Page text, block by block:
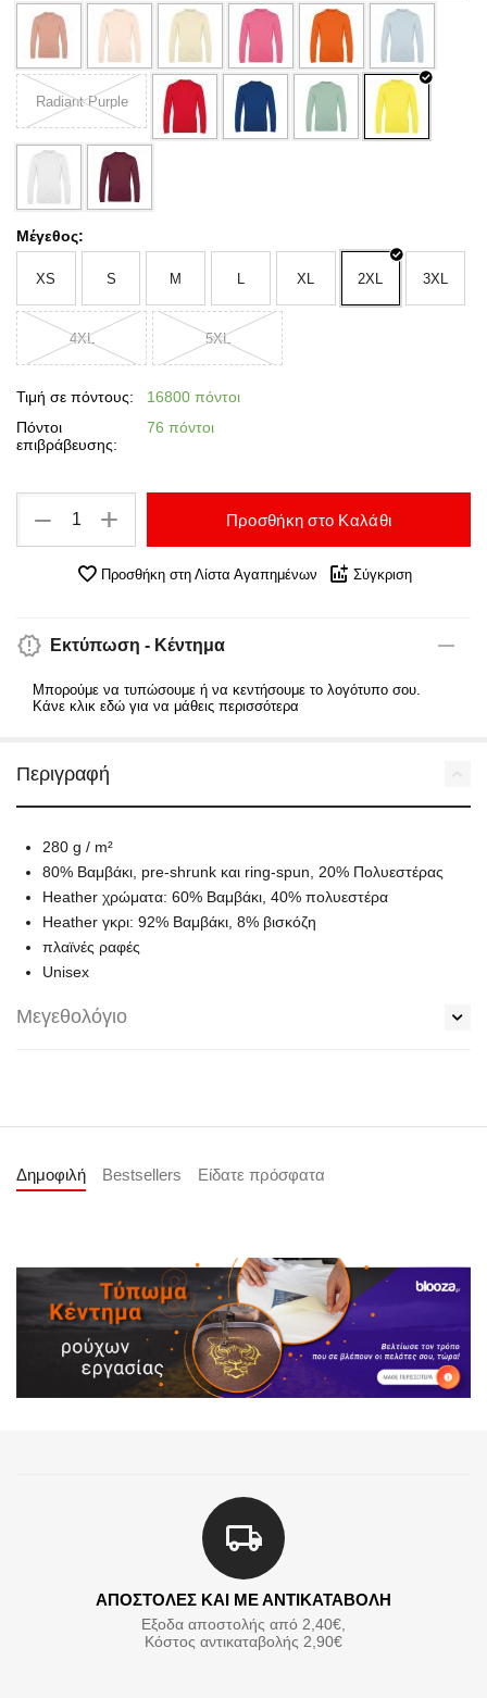
Radiant Purple
Μέγεθος:
XS S M L XL 2XL 3XL
4XL 5XL
Τιμή σε πόντους:
16800 πόντοι
Πόντοι
επιβράβευσης:
76 πόντοι
+
− Προσθήκη στο Καλάθι
Προσθήκη στη Λίστα Αγαπημένων Σύγκριση
Εκτύπωση - Κέντημα
Μπορούμε να τυπώσουμε ή να κεντήσουμε το λογότυπο σου.
Κάνε κλικ εδώ για να μάθεις περισσότερα
Περιγραφή
280 g / m²
80% Βαμβάκι, pre-shrunk και ring-spun, 20% Πολυεστέρας
Heather χρώματα: 60% Βαμβάκι, 40% πολυεστέρα
Heather γκρι: 92% Βαμβάκι, 8% βισκόζη
πλαϊνές ραφές
Unisex
Μεγεθολόγιο
Δημοφιλή Bestsellers Είδατε πρόσφατα
ΑΠΟΣΤΟΛΕΣ ΚΑΙ ΜΕ ΑΝΤΙΚΑΤΑΒΟΛΗ
Εξοδα αποστολής από 2,40€,
Κόστος αντικαταβολής 2,90€